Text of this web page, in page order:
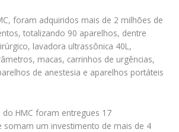
foram adquiridos mais de 2 milhões de
totalizando 90 aparelhos, dentre
lavadora ultrassônica 40L,
macas, carrinhos de urgências,
de anestesia e aparelhos portáteis
do HMC foram entregues 17
somam um investimento de mais de 4